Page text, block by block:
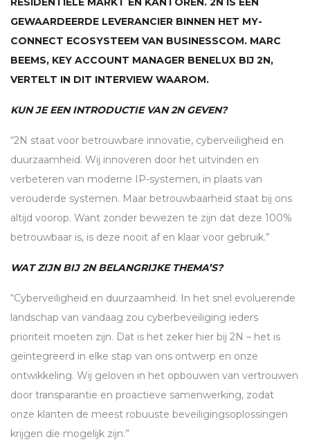
GEWAARDEERDE LEVERANCIER BINNEN HET MY-
CONNECT ECOSYSTEEM VAN BUSINESSCOM. MARC
BEEMS, KEY ACCOUNT MANAGER BENELUX BIJ 2N,
VERTELT IN DIT INTERVIEW WAAROM.
KUN JE EEN INTRODUCTIE VAN 2N GEVEN?
“2N staat voor betrouwbare innovatie, cyberveiligheid en
duurzaamheid. Wij innoveren door het uitvinden en
verbeteren van moderne IP-systemen, in plaats van
verouderde systemen. Maar betrouwbaarheid staat bij ons
altijd voorop. Want zonder bewezen te zijn dat deze 100%
betrouwbaar is, is deze nooit af en klaar voor gebruik.”
WAT ZIJN BIJ 2N BELANGRIJKE THEMA’S?
“Cyberveiligheid en duurzaamheid. In het snel evoluerende
landschap van vandaag zou cyberbeveiliging ieders
prioriteit moeten zijn. Dat is het zeker hier bij 2N – het is
geïntegreerd in elke stap van ons ontwerp en onze
ontwikkeling. Wij geloven in het opbouwen van vertrouwen
door transparantie en proactieve samenwerking, zodat
onze klanten de meest robuuste beveiligingsoplossingen
krijgen die mogelijk zijn.”